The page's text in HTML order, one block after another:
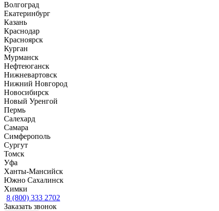
Волгоград
Екатеринбург
Казань
Краснодар
Красноярск
Курган
Мурманск
Нефтеюганск
Нижневартовск
Нижний Новгород
Новосибирск
Новый Уренгой
Пермь
Салехард
Самара
Симферополь
Сургут
Томск
Уфа
Ханты-Мансийск
Южно Сахалинск
Химки
8 (800) 333 2702
Заказать звонок